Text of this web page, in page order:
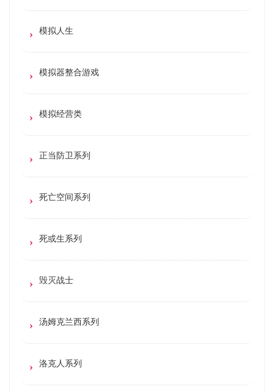
模拟人生
模拟器整合游戏
模拟经营类
正当防卫系列
死亡空间系列
死或生系列
毁灭战士
汤姆克兰西系列
洛克人系列